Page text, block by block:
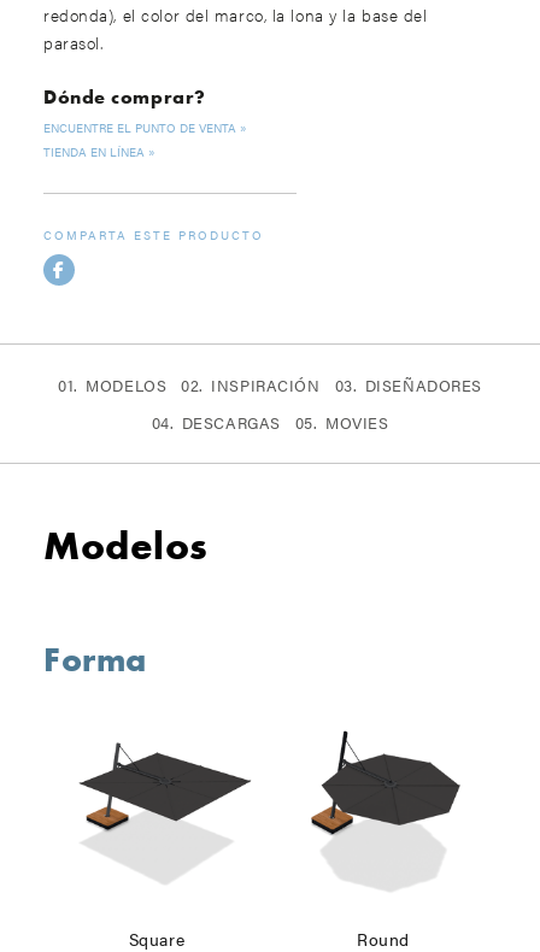
redonda), el color del marco, la lona y la base del
parasol.
Dónde comprar?
ENCUENTRE EL PUNTO DE VENTA
TIENDA EN LÍNEA
COMPARTA ESTE PRODUCTO
MODELOS INSPIRACIÓN
DISEÑADORES
DESCARGAS
MOVIES
Modelos
Forma
Square Round